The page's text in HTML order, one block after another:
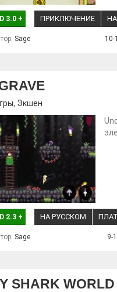
3.0 + ПРИКЛЮЧЕНИЕ
Sage 10-
, Экшен
2.3 + НА РУССКОМ
Sage 9-
SHARK WORLD